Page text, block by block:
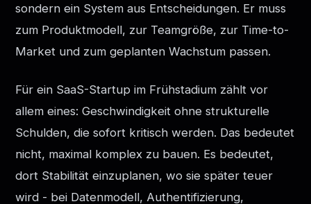
sondern ein System aus Entscheidungen. Er muss
zum Produktmodell, zur Teamgröße, zur Time-to-
Market und zum geplanten Wachstum passen.
Für ein SaaS-Startup im Frühstadium zählt vor
allem eines: Geschwindigkeit ohne strukturelle
Schulden, die sofort kritisch werden. Das bedeutet
nicht, maximal komplex zu bauen. Es bedeutet,
dort Stabilität einzuplanen, wo sie später teuer
wird - bei Datenmodell, Authentifizierung,